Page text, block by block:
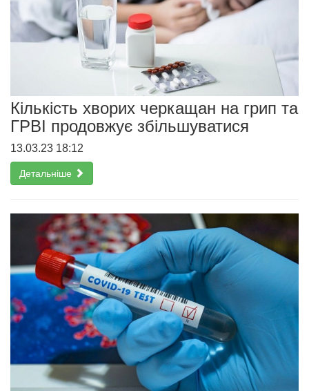
Кількість хворих черкащан на грип та
ГРВІ продовжує збільшуватися
13.03.23 18:12
Детальніше